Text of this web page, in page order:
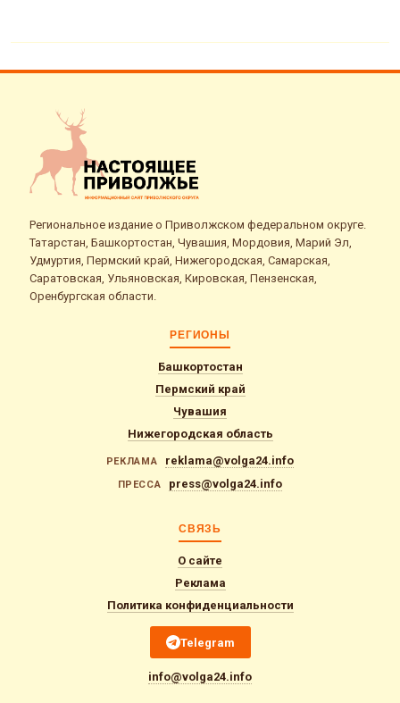
Региональное издание о Приволжском федеральном округе.
Татарстан, Башкортостан, Чувашия, Мордовия, Марий Эл,
Удмуртия, Пермский край, Нижегородская, Самарская,
Саратовская, Ульяновская, Кировская, Пензенская,
Оренбургская области.
РЕГИОНЫ
Башкортостан
Пермский край
Чувашия
Нижегородская область
РЕКЛАМА reklama@volga24.info
ПРЕССА press@volga24.info
СВЯЗЬ
О сайте
Реклама
Политика конфиденциальности
Telegram
info@volga24.info